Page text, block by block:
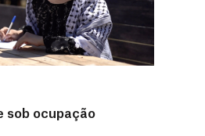
sob ocupação